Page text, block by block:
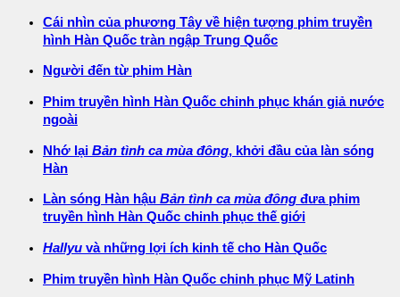
Cái nhìn của phương Tây về hiện tượng phim truyền
hình Hàn Quốc tràn ngập Trung Quốc
Người đến từ phim Hàn
Phim truyền hình Hàn Quốc chinh phục khán giả nước
ngoài
Nhớ lại Bản tình ca mùa đông, khởi đầu của làn sóng
Hàn
Làn sóng Hàn hậu Bản tình ca mùa đông đưa phim
truyền hình Hàn Quốc chinh phục thế giới
Hallyu và những lợi ích kinh tế cho Hàn Quốc
Phim truyền hình Hàn Quốc chinh phục Mỹ Latinh